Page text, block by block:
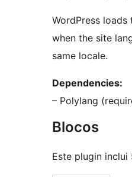
WordPress
when the site
same locale.
Dependencies:
– Polylang
Blocos
Este plugin inclui